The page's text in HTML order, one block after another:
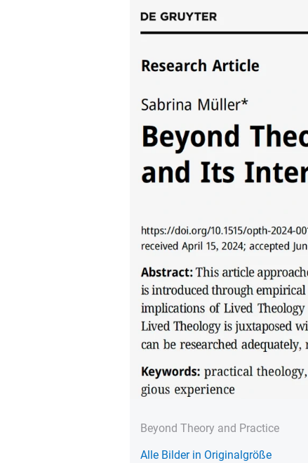
Beyond Theory and Practice
Alle Bilder in Originalgröße